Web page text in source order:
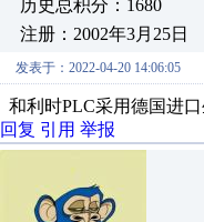
历史总积分：1680
注册：2002年3月25日
发表于：2022-04-20 14:06:05
和利时PLC采用德国进
回复 引用 举报